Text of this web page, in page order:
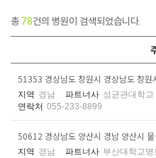
총 78건의 병원이 검색되었습니다.
51353 경상남도 창원시 경상남도 창원
지역 경남 파트너사 성균관대학교
연락처 055-233-8899
50612 경상남도 양산시 경남 양산시
지역 경남 파트너사 부산대학교병